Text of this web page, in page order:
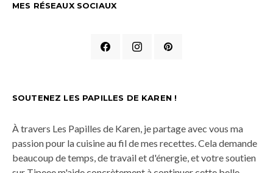
MES RÉSEAUX SOCIAUX
SOUTENEZ LES PAPILLES DE KAREN !
À travers Les Papilles de Karen, je partage avec vous ma
passion pour la cuisine au fil de mes recettes. Cela demande
beaucoup de temps, de travail et d'énergie, et votre soutien